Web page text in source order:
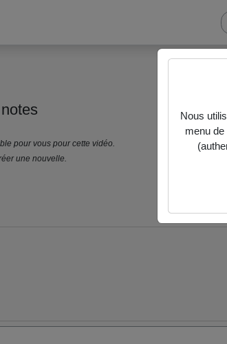
pour vous pour cette vidéo.
une nouvelle.
Nous
menu